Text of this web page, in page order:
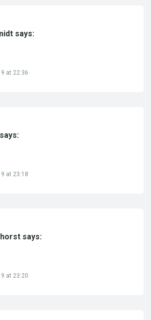
says:
at 22:36
at 23:18
says:
at 23:20